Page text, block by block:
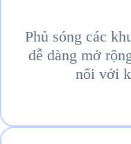
Phủ sóng các
dễ dàng mở
nối với